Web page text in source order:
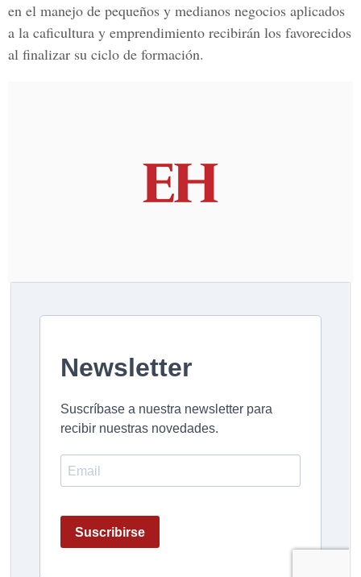
en el manejo de pequeños y medianos negocios aplicados
a la caficultura y emprendimiento recibirán los favorecidos
al finalizar su ciclo de formación.